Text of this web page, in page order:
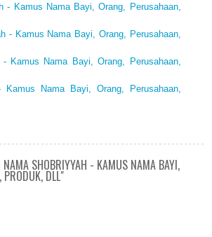
- Kamus Nama Bayi, Orang, Perusahaan,
- Kamus Nama Bayi, Orang, Perusahaan,
Kamus Nama Bayi, Orang, Perusahaan,
Nama Bayi, Orang, Perusahaan,
SHOBRIYYAH - KAMUS NAMA BAYI,
PRODUK, DLL"